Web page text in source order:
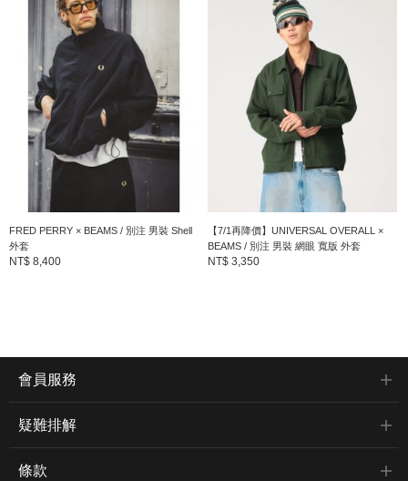
FRED PERRY × BEAMS / 別注 男裝 Shell
外套
NT$ 8,400
【7/1再降價】UNIVERSAL OVERALL ×
BEAMS / 別注 男裝 網眼 寬版 外套
NT$ 3,350
會員服務
疑難排解
條款